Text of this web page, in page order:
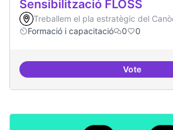
Sensibilització FLOSS
Treballem el pla estratègic del
Formació i capacitació
0 0
Vote